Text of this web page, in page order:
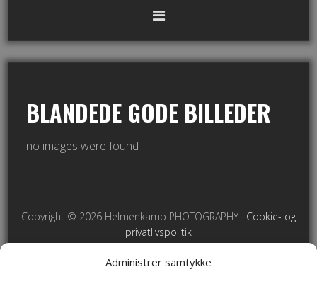
Administrer samtykke
BLANDEDE GODE BILLEDER
no images were found
Copyright © 2026 Helmenkamp PHOTOGRAPHY · Cookie- og
privatlivspolitik